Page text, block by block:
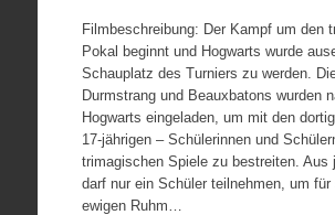
Filmbeschreibung: Der Kampf um den
Pokal beginnt und Hogwarts wurde
Schauplatz des Turniers zu werden.
Durmstrang und Beauxbatons wurden
Hogwarts eingeladen, um mit den
17-jährigen – Schülerinnen und
trimagischen Spiele zu bestreiten. Aus
darf nur ein Schüler teilnehmen, um für
ewigen Ruhm…